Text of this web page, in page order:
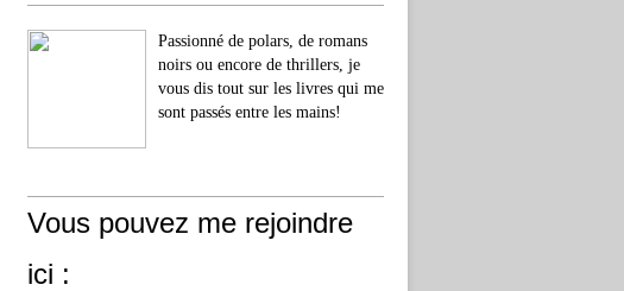
Passionné de polars, de romans
noirs ou encore de thrillers, je
vous dis tout sur les livres qui me
sont passés entre les mains!
Vous pouvez me rejoindre
ici :